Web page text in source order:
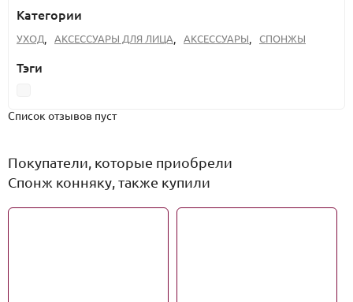
Категории
УХОД, АКСЕССУАРЫ ДЛЯ ЛИЦА, АКСЕССУАРЫ, СПОНЖЫ
Тэги
Список отзывов пуст
Покупатели, которые приобрели
Спонж конняку, также купили